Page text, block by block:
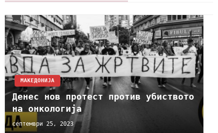
МАКЕДОНИЈА
Денес нов протест против убиството
на онкологија
септември 25, 2023